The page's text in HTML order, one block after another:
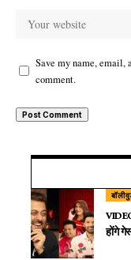
Save my name, email,
comment.
होंगे